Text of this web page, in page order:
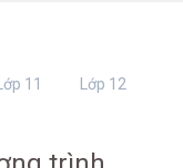
Lớp 11 Lớp 12